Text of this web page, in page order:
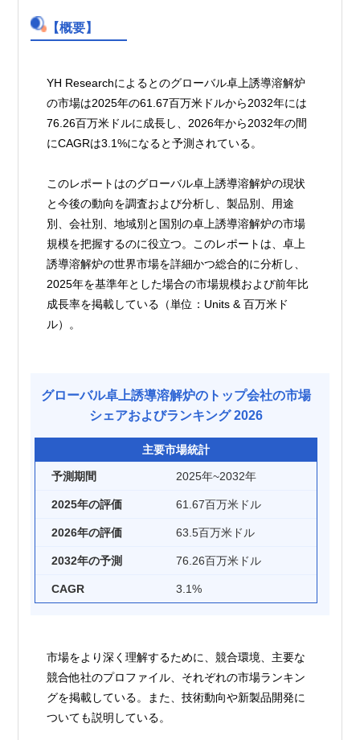
【概要】
YH Researchによるとのグローバル卓上誘導溶解炉
の市場は2025年の61.67百万米ドルから2032年には
76.26百万米ドルに成長し、2026年から2032年の間
にCAGRは3.1%になると予測されている。
このレポートはのグローバル卓上誘導溶解炉の現状
と今後の動向を調査および分析し、製品別、用途
別、会社別、地域別と国別の卓上誘導溶解炉の市場
規模を把握するのに役立つ。このレポートは、卓上
誘導溶解炉の世界市場を詳細かつ総合的に分析し、
2025年を基準年とした場合の市場規模および前年比
成長率を掲載している（単位：Units & 百万米ド
ル）。
グローバル卓上誘導溶解炉のトップ会社の市場
シェアおよびランキング 2026
主要市場統計
予測期間 2025年~2032年
2025年の評価 61.67百万米ドル
2026年の評価 63.5百万米ドル
2032年の予測 76.26百万米ドル
CAGR 3.1%
市場をより深く理解するために、競合環境、主要な
競合他社のプロファイル、それぞれの市場ランキン
グを掲載している。また、技術動向や新製品開発に
ついても説明している。